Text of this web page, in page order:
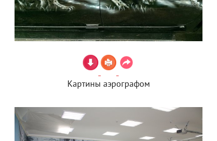
Картины аэрографом